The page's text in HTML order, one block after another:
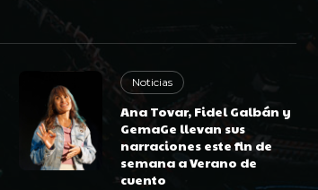
Noticias
Ana Tovar, Fidel Galbán y
GemaGe llevan sus
narraciones este fin de
semana a Verano de
cuento